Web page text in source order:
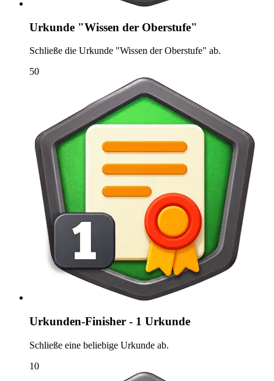
Urkunde "Wissen der Oberstufe"
Schließe die Urkunde "Wissen der Oberstufe" ab.
50
Urkunden-Finisher - 1 Urkunde
Schließe eine beliebige Urkunde ab.
10